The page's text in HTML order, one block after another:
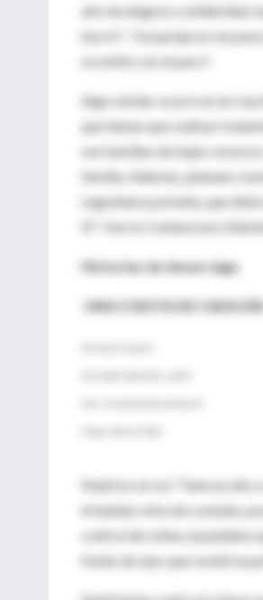
aire de alegría y solidaridad,
borró"; "mi pareja no me
se metió con el paco".
Algo similar ocurre en la
que tienen que realizar
son familias de bajos
familia. Además, planean
Legislatura porteña, que
Nº 3 en lo Contencioso
Historias de desarraigo
UNA CUESTA DE CADA DÍA
Nabil es un sol. Tiene un
le hablan, mira de costado,
control de rutina, la pediatra
fondo de ojos que reveló la